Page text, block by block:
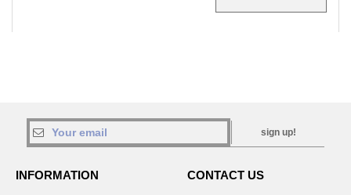
sign up!
INFORMATION CONTACT US